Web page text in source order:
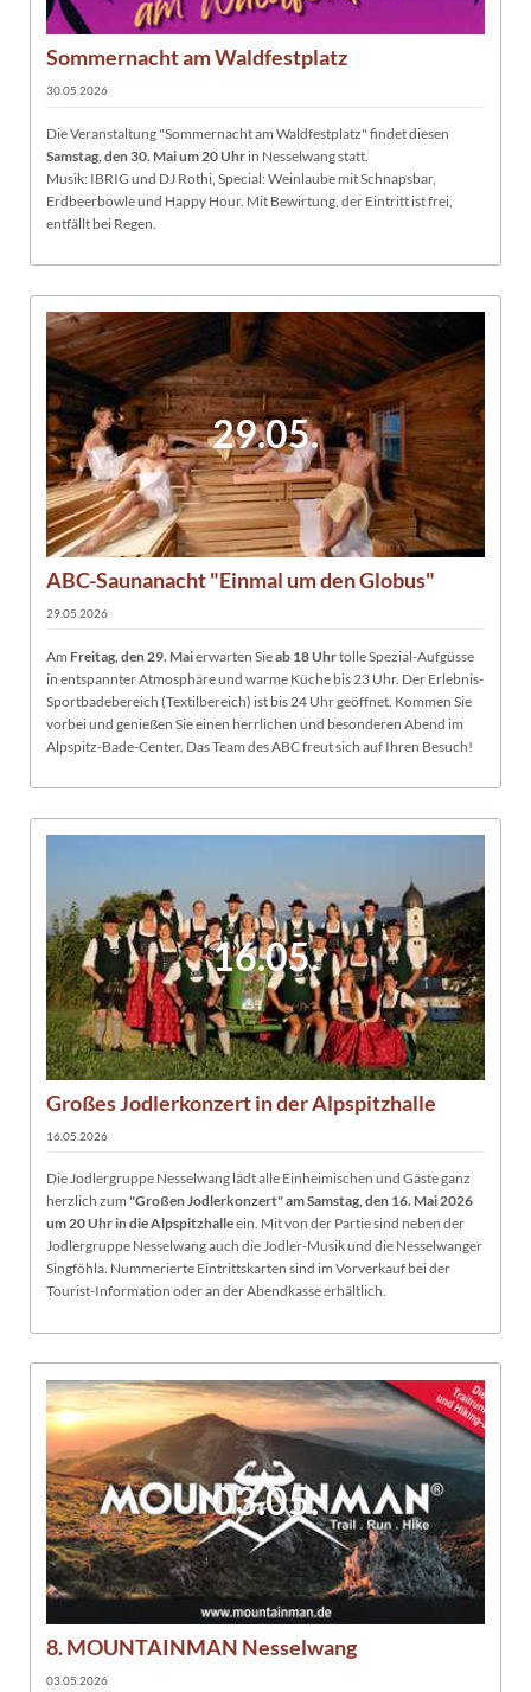
Sommernacht am Waldfestplatz
30.05.2026
Die Veranstaltung "Sommernacht am Waldfestplatz" findet diesen
Samstag, den 30. Mai um 20 Uhr in Nesselwang statt.
Musik: IBRIG und DJ Rothi, Special: Weinlaube mit Schnapsbar,
Erdbeerbowle und Happy Hour. Mit Bewirtung, der Eintritt ist frei,
entfällt bei Regen.
29.05.
ABC-Saunanacht "Einmal um den Globus"
29.05.2026
Am Freitag, den 29. Maierwarten Sieab 18 Uhrtolle Spezial-Aufgüsse
in entspannter Atmosphäre und warme Küche bis 23 Uhr. Der Erlebnis-
Sportbadebereich (Textilbereich) ist bis 24 Uhr geöffnet. Kommen Sie
vorbei und genießen Sie einen herrlichen und besonderen Abend im
Alpspitz-Bade-Center. Das Team des ABC freut sich auf Ihren Besuch!
16.05.
Großes Jodlerkonzert in der Alpspitzhalle
16.05.2026
Die Jodlergruppe Nesselwang lädt alle Einheimischen und Gäste ganz
herzlich zum "Großen Jodlerkonzert" am Samstag, den 16. Mai 2026
um 20 Uhr in die Alpspitzhalleein. Mit von der Partie sind neben der
Jodlergruppe Nesselwang auch die Jodler-Musik und die Nesselwanger
Singföhla. Nummerierte Eintrittskarten sind im Vorverkauf bei der
Tourist-Information oder an der Abendkasse erhältlich.
03.05.
8. MOUNTAINMAN Nesselwang
03.05.2026